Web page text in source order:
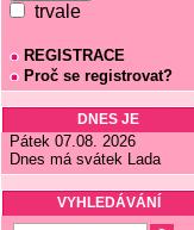
trvale
REGISTRACE
Proč se registrovat?
DNES JE
Pátek 07.08. 2026
Dnes má svátek Lada
VYHLEDÁVÁNÍ